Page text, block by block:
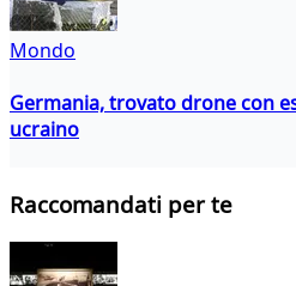
Mondo
Germania, trovato drone con
ucraino
Raccomandati per te